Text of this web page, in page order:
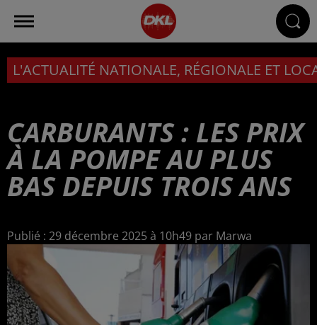
L'ACTUALITÉ NATIONALE, RÉGIONALE ET
CARBURANTS : LES PRIX
À LA POMPE AU PLUS
BAS DEPUIS TROIS ANS
Publié : 29 décembre 2025 à 10h49 par Marwa